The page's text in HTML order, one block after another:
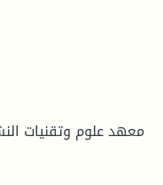
معهد علوم وتقنيات